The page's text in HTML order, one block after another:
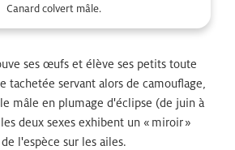
Canard colvert mâle.
ses œufs et élève ses petits toute
tachetée servant alors de camouflage,
mâle en plumage d'éclipse (de juin à
deux sexes exhibent un « miroir»
l'espèce sur les ailes.